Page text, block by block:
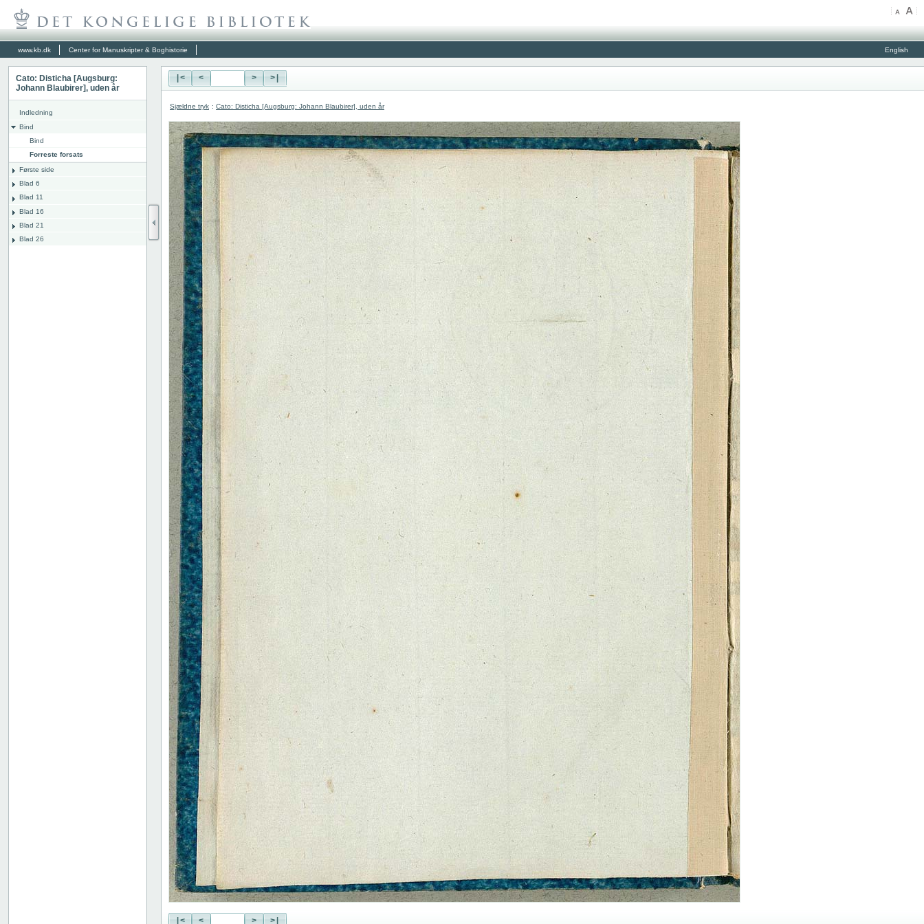
www.kb.dk Center for Manuskripter & Boghistorie English
Cato: Disticha [Augsburg:
Johann Blaubirer], uden år
Indledning
Bind
Bind
Forreste forsats
Første side
Blad 6
Blad 11
Blad 16
Blad 21
Blad 26
|< < > >|
Sjældne tryk : Cato: Disticha [Augsburg: Johann Blaubirer], uden år
|< < > >|